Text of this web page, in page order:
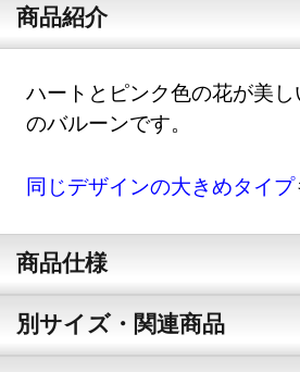
商品紹介
ハートとピンク色の花が美
のバルーンです。
同じデザインの大きめタイプ
商品仕様
別サイズ・関連商品